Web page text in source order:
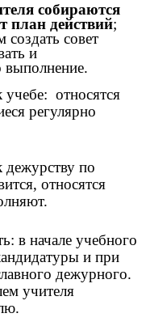
собираются
план действий;
создать совет
и
выполнение.
учебе: относятся
регулярно
дежурству по
относятся
в начале учебного
и при
дежурного.
учителя